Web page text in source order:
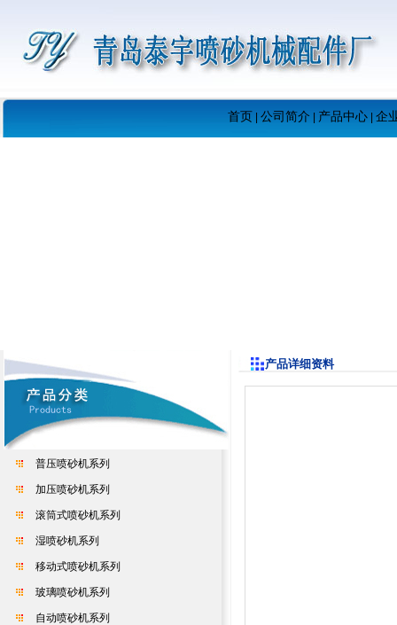
首页 公司简介 产品中心| 企
普压喷砂机系列
加压喷砂机系列
滚筒式喷砂机系列
湿喷砂机系列
移动式喷砂机系列
玻璃喷砂机系列
自动喷砂机系列
产品详细资料